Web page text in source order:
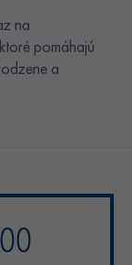
na
pomáhajú
a